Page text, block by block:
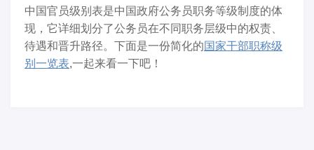
中国官员级别表是中国政府公务员职务等级制度的体
现，它详细划分了公务员在不同职务层级中的权责、
待遇和晋升路径。下面是一份简化的国家干部职称级
别一览表,一起来看一下吧！